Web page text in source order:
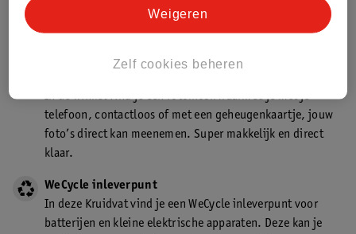
Kruidvat is een gecertificeerd drogist. Dit betekent dat je
In de winkel vind je een fotokiosk waarmee je met je
telefoon, contactloos of met een geheugenkaartje, jouw
foto’s direct kan meenemen. Super makkelijk en direct
klaar.
WeCycle inleverpunt
In deze Kruidvat vind je een WeCycle inleverpunt voor
batterijen en kleine elektrische apparaten. Deze kan je
Zelf cookies beheren
Weigeren